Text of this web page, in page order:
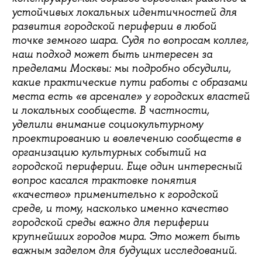
устойчивых локальных идентичностей для
развития городской периферии в любой
точке земного шара. Судя по вопросам коллег,
наш подход может быть интересен за
пределами Москвы: мы подробно обсудили,
какие практические пути работы с образами
места есть «в арсенале» у городских властей
и локальных сообществ. В частности,
уделили внимание социокультурному
проектированию и вовлечению сообществ в
организацию культурных событий на
городской периферии. Еще один интересный
вопрос касался трактовке понятия
«качество» применительно к городской
среде, и тому, насколько именно качество
городской среды важно для периферии
крупнейших городов мира. Это может быть
важным заделом для будущих исследований.